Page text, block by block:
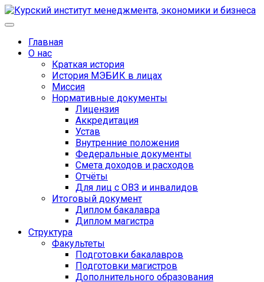
Главная
О нас
Краткая история
История МЭБИК в лицах
Миссия
Нормативные документы
Лицензия
Аккредитация
Устав
Внутренние положения
Федеральные документы
Смета доходов и расходов
Отчёты
Для лиц с ОВЗ и инвалидов
Итоговый документ
Диплом бакалавра
Диплом магистра
Структура
Факультеты
Подготовки бакалавров
Подготовки магистров
Дополнительного образования